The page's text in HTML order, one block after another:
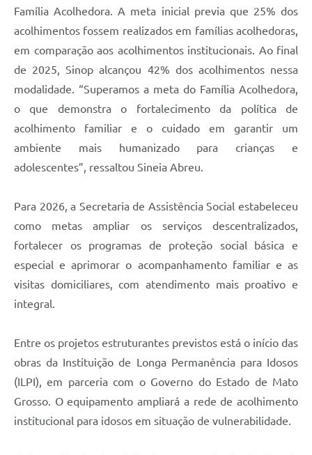
Família Acolhedora. A meta inicial previa que 25% dos
acolhimentos fossem realizados em famílias acolhedoras,
em comparação aos acolhimentos institucionais. Ao final
de 2025, Sinop alcançou 42% dos acolhimentos nessa
modalidade. “Superamos a meta do Família Acolhedora,
o que demonstra o fortalecimento da política de
acolhimento familiar e o cuidado em garantir um
ambiente mais humanizado para crianças e
adolescentes”, ressaltou Sineia Abreu.
Para 2026, a Secretaria de Assistência Social estabeleceu
como metas ampliar os serviços descentralizados,
fortalecer os programas de proteção social básica e
especial e aprimorar o acompanhamento familiar e as
visitas domiciliares, com atendimento mais proativo e
integral.
Entre os projetos estruturantes previstos está o início das
obras da Instituição de Longa Permanência para Idosos
(ILPI), em parceria com o Governo do Estado de Mato
Grosso. O equipamento ampliará a rede de acolhimento
institucional para idosos em situação de vulnerabilidade.